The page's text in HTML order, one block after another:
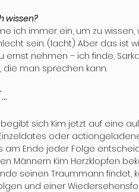
wissen?
ich immer ein, um zu
sein. (lacht) Aber das ist
nehmen – ich finde,
man sprechen kann.
begibt sich Kim jetzt auf eine
oder
Ende jeder Folge
Männern Kim Herzklopfen
seinen Traummann findet,
und einer